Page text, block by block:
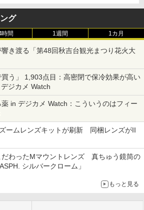
グ
時間 1週間 1カ月
き渡る「第48回秋吉台観光まつり花火大
う」 1,903点目：高密閉で保冷効果が高い
ジカメ Watch
in デジカメ Watch：こういうのはフィー
ズームレンズキットが刷新 同梱レンズがII
だわったMマウントレンズ 真ちゅう鏡筒の
シルバークローム」
もっと見る